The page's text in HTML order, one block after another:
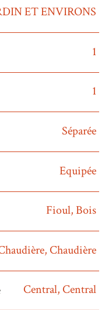
ET ENVIRONS
1
1
Séparée
Equipée
Fioul, Bois
Chaudière
Central, Central